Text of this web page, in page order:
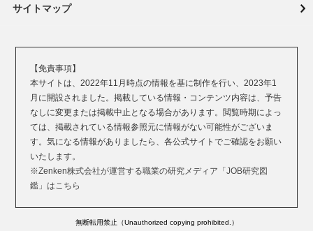
サイトマップ
【免責事項】
本サイトは、2022年11月時点の情報を基に制作を行い、2023年1
月に開設されました。掲載している情報・コンテンツ内容は、予告
なしに変更または掲載中止となる場合があります。閲覧時期によっ
ては、掲載されている情報参照元に情報がない可能性がございま
す。気になる情報がありましたら、各公式サイトでご確認をお願い
いたします。
※Zenken株式会社が運営する職業の研究メディア「JOB研究図
鑑」はこちら
無断転用禁止（Unauthorized copying prohibited.）